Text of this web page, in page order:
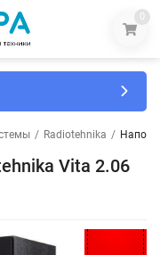
0
/ Radiotehnika /
Vita 2.06